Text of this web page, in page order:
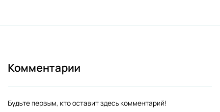
Комментарии
Будьте первым, кто оставит здесь комментарий!